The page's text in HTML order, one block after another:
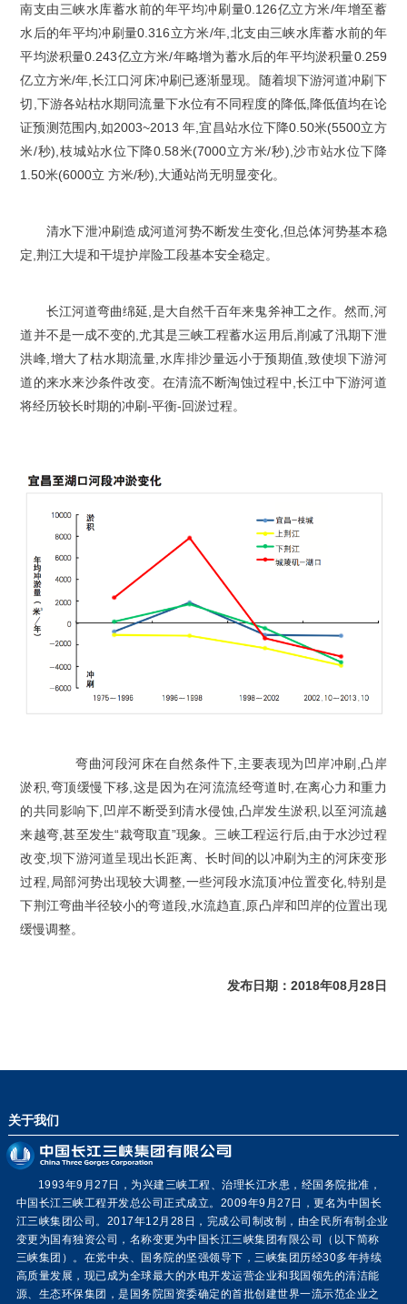
南支由三峡水库蓄水前的年平均冲刷量0.126亿立方米/年增至蓄
水后的年平均冲刷量0.316立方米/年,北支由三峡水库蓄水前的年
平均淤积量0.243亿立方米/年略增为蓄水后的年平均淤积量0.259
亿立方米/年,长江口河床冲刷已逐渐显现。随着坝下游河道冲刷下
切,下游各站枯水期同流量下水位有不同程度的降低,降低值均在论
证预测范围内,如2003~2013 年,宜昌站水位下降0.50米(5500立方
米/秒),枝城站水位下降0.58米(7000立方米/秒),沙市站水位下降
1.50米(6000立 方米/秒),大通站尚无明显变化。
清水下泄冲刷造成河道河势不断发生变化,但总体河势基本稳
定,荆江大堤和干堤护岸险工段基本安全稳定。
长江河道弯曲绵延,是大自然千百年来鬼斧神工之作。然而,河
道并不是一成不变的,尤其是三峡工程蓄水运用后,削减了汛期下泄
洪峰,增大了枯水期流量,水库排沙量远小于预期值,致使坝下游河
道的来水来沙条件改变。在清流不断淘蚀过程中,长江中下游河道
将经历较长时期的冲刷-平衡-回淤过程。
弯曲河段河床在自然条件下,主要表现为凹岸冲刷,凸岸
淤积,弯顶缓慢下移,这是因为在河流流经弯道时,在离心力和重力
的共同影响下,凹岸不断受到清水侵蚀,凸岸发生淤积,以至河流越
来越弯,甚至发生“裁弯取直”现象。三峡工程运行后,由于水沙过程
改变,坝下游河道呈现出长距离、长时间的以冲刷为主的河床变形
过程,局部河势出现较大调整,一些河段水流顶冲位置变化,特别是
下荆江弯曲半径较小的弯道段,水流趋直,原凸岸和凹岸的位置出现
缓慢调整。
发布日期：2018年08月28日
关于我们
1993年9月27日，为兴建三峡工程、治理长江水患，经国务院批准，
中国长江三峡工程开发总公司正式成立。2009年9月27日，更名为中国长
江三峡集团公司。2017年12月28日，完成公司制改制，由全民所有制企业
变更为国有独资公司，名称变更为中国长江三峡集团有限公司（以下简称
三峡集团）。在党中央、国务院的坚强领导下，三峡集团历经30多年持续
高质量发展，现已成为全球最大的水电开发运营企业和我国领先的清洁能
源、生态环保集团，是国务院国资委确定的首批创建世界一流示范企业之